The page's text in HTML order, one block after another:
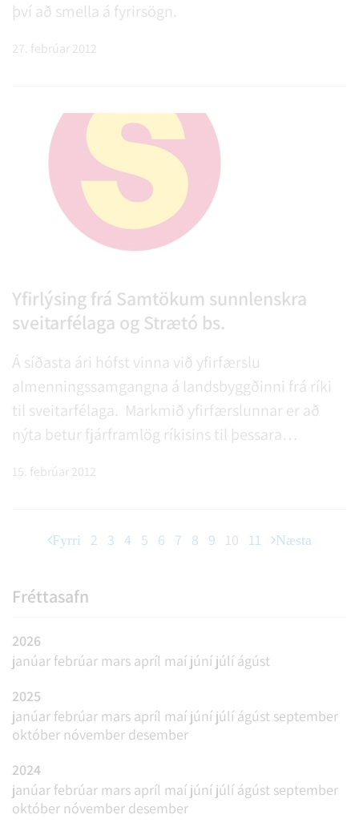
því að smella á fyrirsögn.
27. febrúar 2012
Yfirlýsing frá Samtökum sunnlenskra
sveitarfélaga og Strætó bs.
Á síðasta ári hófst vinna við yfirfærslu
almenningssamgangna á landsbyggðinni frá ríki
til sveitarfélaga. Markmið yfirfærslunnar er að
nýta betur fjárframlög ríkisins til þessara
þeirra.
15. febrúar 2012
Fyrri 2 3 4 5 6 7 8 9 10 11 Næsta
Fréttasafn
2026
janúar febrúar mars apríl maí júní júlí ágúst
2025
janúar febrúar mars apríl maí júní júlí ágúst september
október nóvember desember
2024
janúar febrúar mars apríl maí júní júlí ágúst september
október nóvember desember